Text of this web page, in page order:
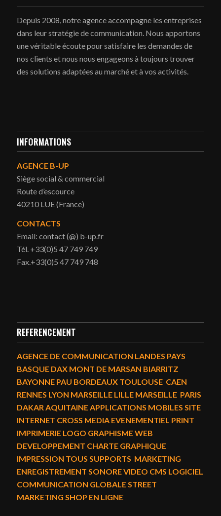
Depuis 2008, notre agence accompagne les entreprises
dans leur stratégie de communication. Nous apportons
une véritable écoute pour satisfaire les demandes de
nos clients et nous nous engageons à toujours trouver
des solutions adaptées au marché et à vos activités.
INFORMATIONS
AGENCE B-UP
Siège social & commercial
Route d’escource
40210 LUE (France)
CONTACTS
Email: contact (@) b-up.fr
Tél. +33(0)5 47 749 749
Fax.+33(0)5 47 749 748
REFERENCEMENT
AGENCE DE COMMUNICATION LANDES PAYS
BASQUE DAX MONT DE MARSAN BIARRITZ
BAYONNE PAU BORDEAUX TOULOUSE CAEN
RENNES LYON MARSEILLE LILLE MARSEILLE PARIS
DAKAR AQUITAINE APPLICATIONS MOBILES SITE
INTERNET CROSS MEDIA EVENEMENTIEL PRINT
IMPRIMERIE LOGO GRAPHISME WEB
DEVELOPPEMENT CHARTE GRAPHIQUE
IMPRESSION TOUS SUPPORTS MARKETING
ENREGISTREMENT SONORE VIDEO CMS LOGICIEL
COMMUNICATION GLOBALE STREET
MARKETING SHOP EN LIGNE